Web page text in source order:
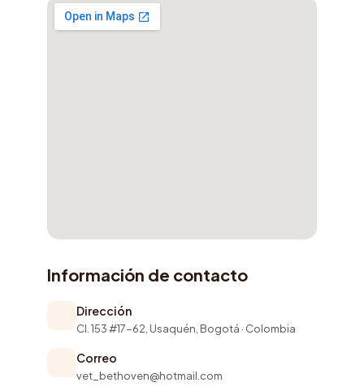
Información de contacto
Dirección
Cl. 153 #17-62, Usaquén, Bogotá · Colombia
Correo
vet_bethoven@hotmail.com